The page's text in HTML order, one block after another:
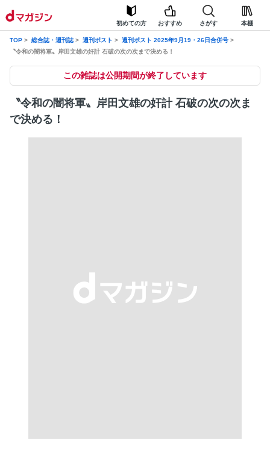
初めての方 おすすめ さがす 本棚
TOP 総合誌・週刊誌 週刊ポスト
週刊ポスト 2025年9月19・26日合併号
〝令和の闇将軍〟岸田文雄の奸計 石破の次の次まで決める！
この雑誌は公開期間が終了しています
〝令和の闇将軍〟岸田文雄の奸計 石破の次の次ま
で決める！